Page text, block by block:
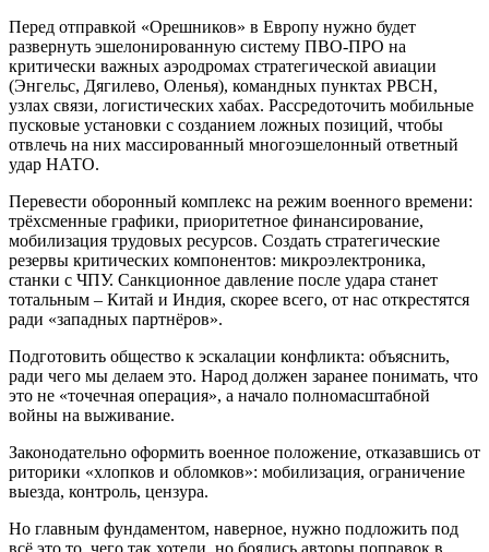
Перед отправкой «Орешников» в Европу нужно будет
развернуть эшелонированную систему ПВО-ПРО на
критически важных аэродромах стратегической авиации
(Энгельс, Дягилево, Оленья), командных пунктах РВСН,
узлах связи, логистических хабах. Рассредоточить мобильные
пусковые установки с созданием ложных позиций, чтобы
отвлечь на них массированный многоэшелонный ответный
удар НАТО.
Перевести оборонный комплекс на режим военного времени:
трёхсменные графики, приоритетное финансирование,
мобилизация трудовых ресурсов. Создать стратегические
резервы критических компонентов: микроэлектроника,
станки с ЧПУ. Санкционное давление после удара станет
тотальным – Китай и Индия, скорее всего, от нас открестятся
ради «западных партнёров».
Подготовить общество к эскалации конфликта: объяснить,
ради чего мы делаем это. Народ должен заранее понимать, что
это не «точечная операция», а начало полномасштабной
войны на выживание.
Законодательно оформить военное положение, отказавшись от
риторики «хлопков и обломков»: мобилизация, ограничение
выезда, контроль, цензура.
Но главным фундаментом, наверное, нужно подложить под
всё это то, чего так хотели, но боялись авторы поправок в